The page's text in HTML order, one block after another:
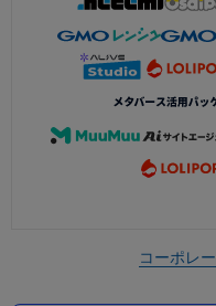
コーポレ